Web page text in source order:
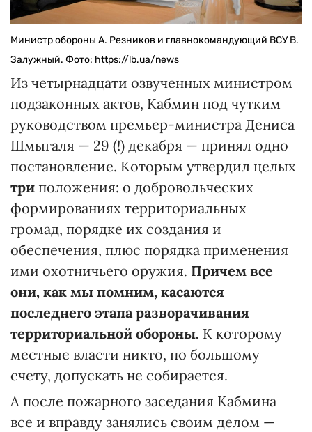
Министр обороны А. Резников и главнокомандующий ВСУ В.
Залужный. Фото: https://lb.ua/news
Из четырнадцати озвученных министром
подзаконных актов, Кабмин под чутким
руководством премьер-министра Дениса
Шмыгаля — 29 (!) декабря — принял одно
постановление. Которым утвердил целых
три положения: о добровольческих
формированиях территориальных
громад, порядке их создания и
обеспечения, плюс порядка применения
ими охотничьего оружия. Причем все
они, как мы помним, касаются
последнего этапа разворачивания
территориальной обороны. К которому
местные власти никто, по большому
счету, допускать не собирается.
А после пожарного заседания Кабмина
все и вправду занялись своим делом —